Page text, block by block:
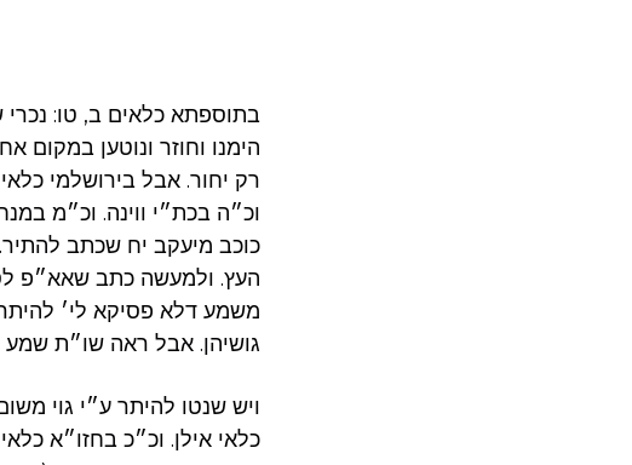
בתוספתא כלאים ב, טו:
הימנו וחוזר ונוטען במקום
רק יחור. אבל בירושלמי
וכ״ה בכת״י ווינה. וכ״מ
כוכב מיעקב יח שכתב
העץ. ולמעשה כתב שאא״פ
משמע דלא פסיקא לי׳
גושיהן. אבל ראה שו״ת שמע
ויש שנטו להיתר ע״י גוי
כלאי אילן. וכ״כ בחזו״א